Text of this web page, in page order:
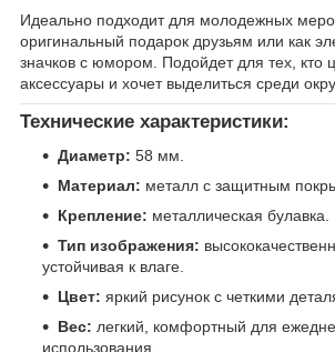
Идеально подходит для молодежных
оригинальный подарок друзьям или как
значков с юмором. Подойдет для тех, кто
аксессуары и хочет выделиться среди
Технические характеристики:
Диаметр: 58 мм.
Материал: металл с защитным
Крепление: металлическая булавка.
Тип изображения:
устойчивая к влаге.
Цвет: яркий рисунок с четкими
Вес: легкий, комфортный для
использования.